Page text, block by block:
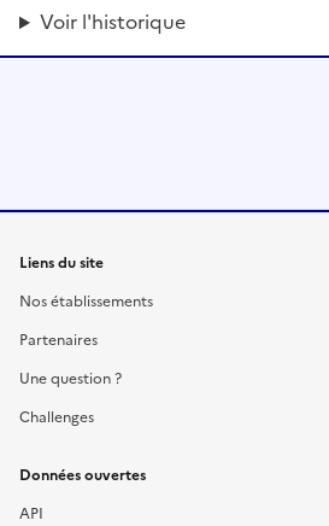
Voir l'historique
Liens du site
Nos établissements
Partenaires
Une question ?
Challenges
Données ouvertes
API